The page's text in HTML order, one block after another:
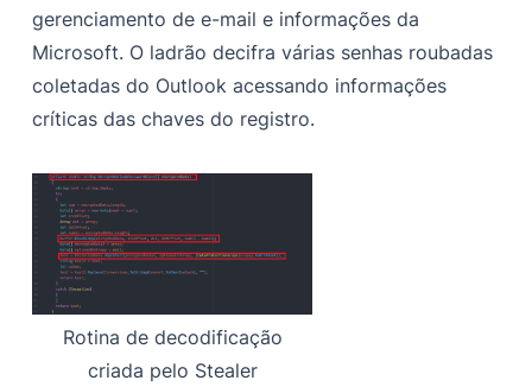
gerenciamento de e-mail e informações da
Microsoft. O ladrão decifra várias senhas roubadas
coletadas do Outlook acessando informações
críticas das chaves do registro.
Rotina de decodificação
criada pelo Stealer